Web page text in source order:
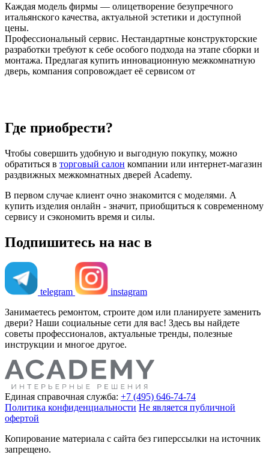
Каждая модель фирмы — олицетворение безупречного
итальянского качества, актуальной эстетики и доступной
цены.
Профессиональный сервис. Нестандартные конструкторские
разработки требуют к себе особого подхода на этапе сборки и
монтажа. Предлагая купить инновационную межкомнатную
дверь, компания сопровождает её сервисом от
Где приобрести?
Чтобы совершить удобную и выгодную покупку, можно
обратиться в торговый салон компании или интернет-магазин
раздвижных межкомнатных дверей Academy.
В первом случае клиент очно знакомится с моделями. А
купить изделия онлайн - значит, приобщиться к современному
сервису и сэкономить время и силы.
Подпишитесь на нас в
telegram
instagram
Занимаетесь ремонтом, строите дом или планируете заменить
двери? Наши социальные сети для вас! Здесь вы найдете
советы профессионалов, актуальные тренды, полезные
инструкции и многое другое.
Единая справочная служба: +7 (495) 646-74-74
Политика конфиденциальности Не является публичной
офертой
Копирование материала с сайта без гиперссылки на источник
запрещено.